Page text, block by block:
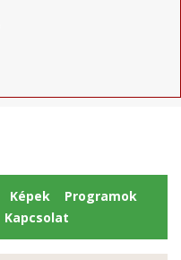
Képek
Programok
Kapcsolat